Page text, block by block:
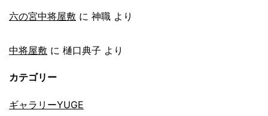
六の宮中将屋敷 に 神職 より
中将屋敷 に 樋口典子 より
カテゴリー
ギャラリーYUGE